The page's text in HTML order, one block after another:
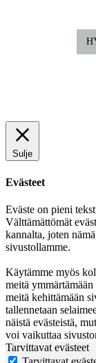
Sulje
Evästeet
Eväste on pieni
Välttämättömät
kannalta, joten
sivustollamme.
Käytämme myös
meitä
meitä kehittämään
tallennetaan
näistä evästeistä,
voi vaikuttaa
Tarvittavat evästeet